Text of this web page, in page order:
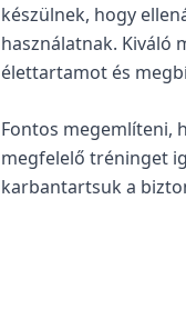
készülnek, hogy
használatnak. Kiváló
élettartamot és
Fontos megemlíteni,
megfelelő tréninget
karbantartsuk a